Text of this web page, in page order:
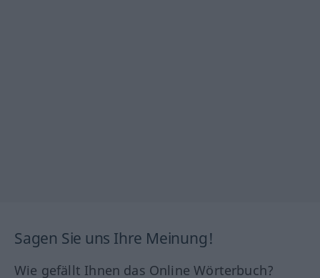
Sagen Sie uns Ihre Meinung!
Wie gefällt Ihnen das Online Wörterbuch?